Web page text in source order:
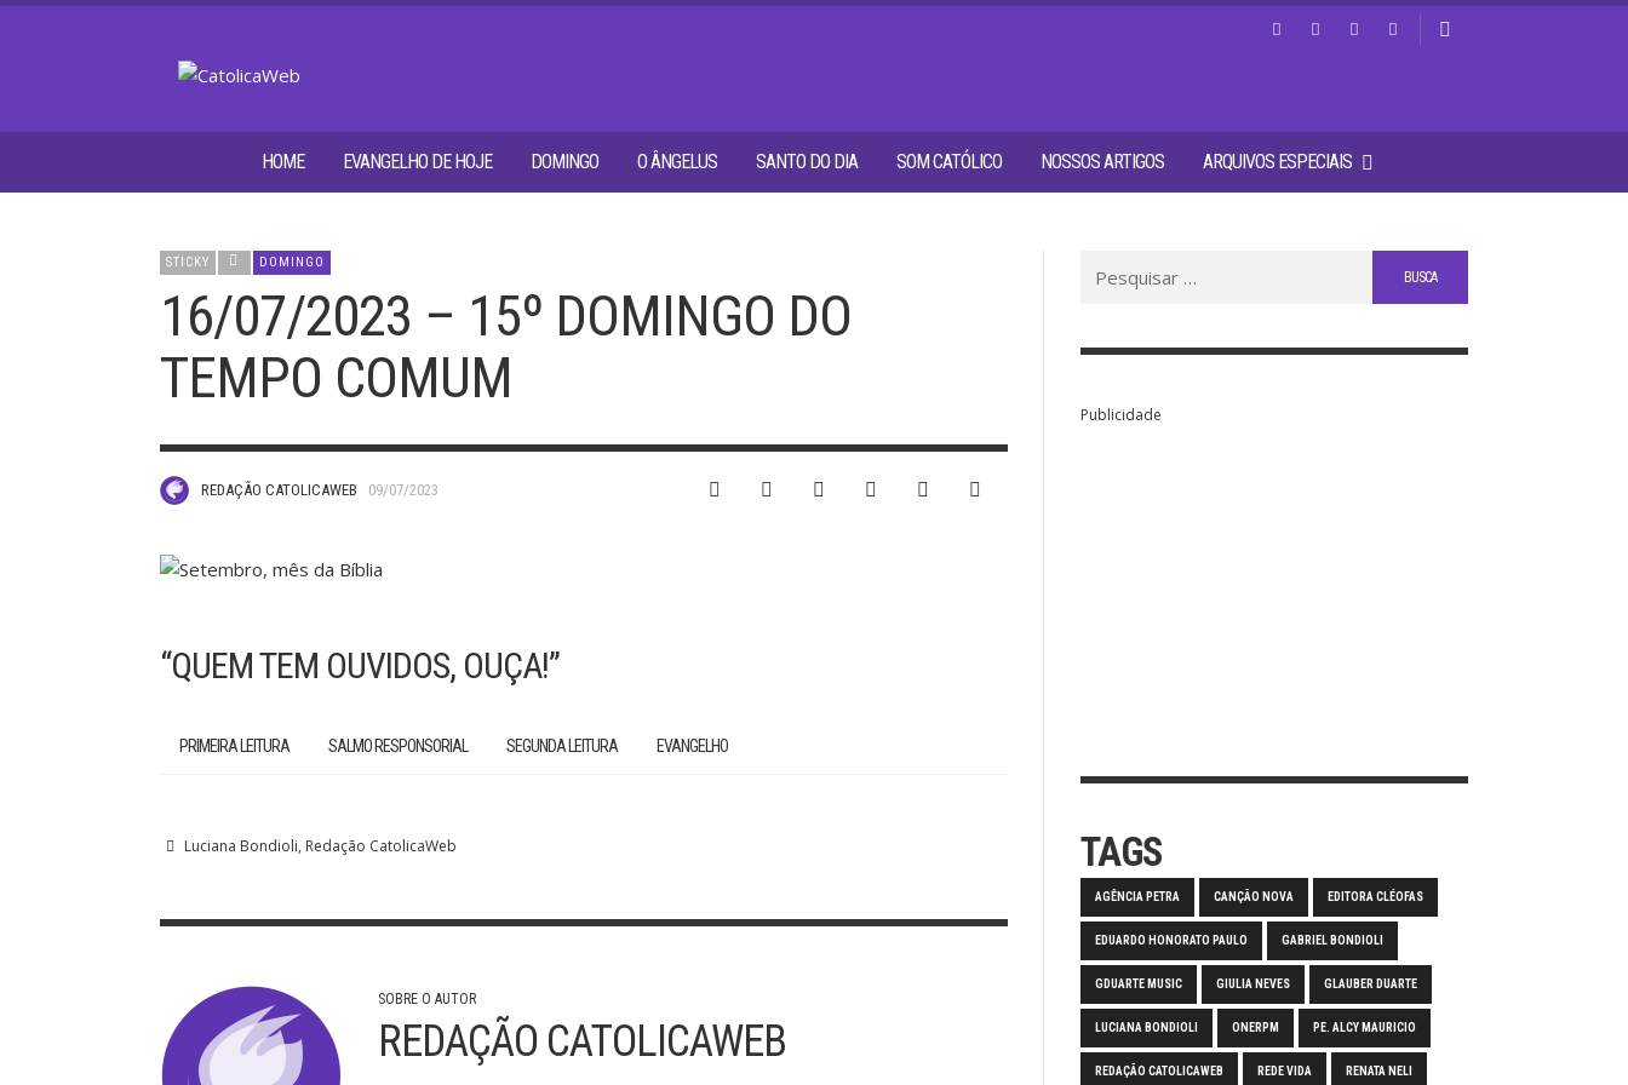
HOME EVANGELHO DE HOJE DOMINGO O ÂNGELUS SANTO DO DIA SOM CATÓLICO NOSSOS ARTIGOS ARQUIVOS ESPECIAIS
STICKY DOMINGO
16/07/2023 – 15º DOMINGO DO
TEMPO COMUM
REDAÇÃO CATOLICAWEB 09/07/2023
“QUEM TEM OUVIDOS, OUÇA!”
PRIMEIRA LEITURA SALMO RESPONSORIAL SEGUNDA LEITURA EVANGELHO
Luciana Bondioli Redação CatolicaWeb
SOBRE O AUTOR
REDAÇÃO CATOLICAWEB
por:
Publicidade
TAGS
AGÊNCIA PETRA CANÇÃO NOVA EDITORA CLÉOFAS
EDUARDO HONORATO PAULO GABRIEL BONDIOLI
GDUARTE MUSIC GIULIA NEVES GLAUBER DUARTE
LUCIANA BONDIOLI ONERPM PE. ALCY MAURICIO
REDAÇÃO CATOLICAWEB REDE VIDA RENATA NELI